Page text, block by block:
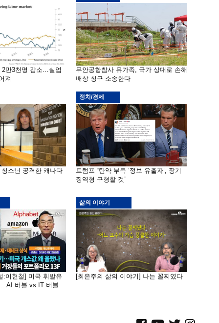
2만3천명 감소…실업
져
무안공항참사 유가족, 국가 상대로 손해
배상 청구 소송한다
청소년 공격한 캐나다
정치/경제
트럼프 “탄약 부족 ‘정보 유출자’, 장기
징역형 구형할 것”
:이현철] 미국 휘발유
버블 vs IT 버블
삶의 이야기
[최은주의 삶의 이야기] 나는 꼴찌였다